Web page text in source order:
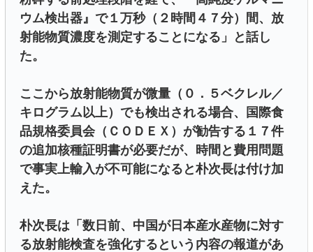
ウム検出器』で１万秒（２時間４７分）間、放
射能物質濃度を測定することになる」と話し
た。
ここから放射能物質が微量（０．５ベクレル／
キログラム以上）でも検出される場合、国際食
品規格委員会（ＣＯＤＥＸ）が勧告する１７件
の追加核種証明書が必要だが、時間と費用問題
で事実上輸入が不可能になると朴次長は付け加
えた。
朴次長は「数日前、中国が日本産水産物に対す
る放射能検査を強化するという内容の報道があ